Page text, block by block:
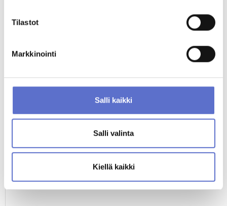
Tilastot
Markkinointi
Salli kaikki
Salli valinta
Kiellä kaikki
FIN